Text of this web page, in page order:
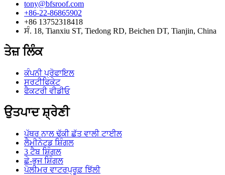
tony@bfsroof.com
+86-22-86865902
+86 13752318418
ਸੰ. 18, Tianxiu ST, Tiedong RD, Beichen DT, Tianjin, China
ਤੇਜ਼ ਲਿੰਕ
ਕੰਪਨੀ ਪ੍ਰੋਫਾਇਲ
ਸਰਟੀਫਿਕੇਟ
ਫੈਕਟਰੀ ਵੀਡੀਓ
ਉਤਪਾਦ ਸ਼੍ਰੇਣੀ
ਪੱਥਰ ਨਾਲ ਢੱਕੀ ਛੱਤ ਵਾਲੀ ਟਾਈਲ
ਲੈਮੀਨੇਟਡ ਸ਼ਿੰਗਲ
3 ਟੈਬ ਸ਼ਿੰਗਲ
ਛੇ-ਭੁਜ ਸ਼ਿੰਗਲ
ਪੋਲੀਮਰ ਵਾਟਰਪ੍ਰੂਫ਼ ਝਿੱਲੀ